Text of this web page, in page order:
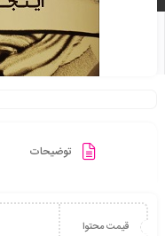
توضیحات
قیمت محتوا